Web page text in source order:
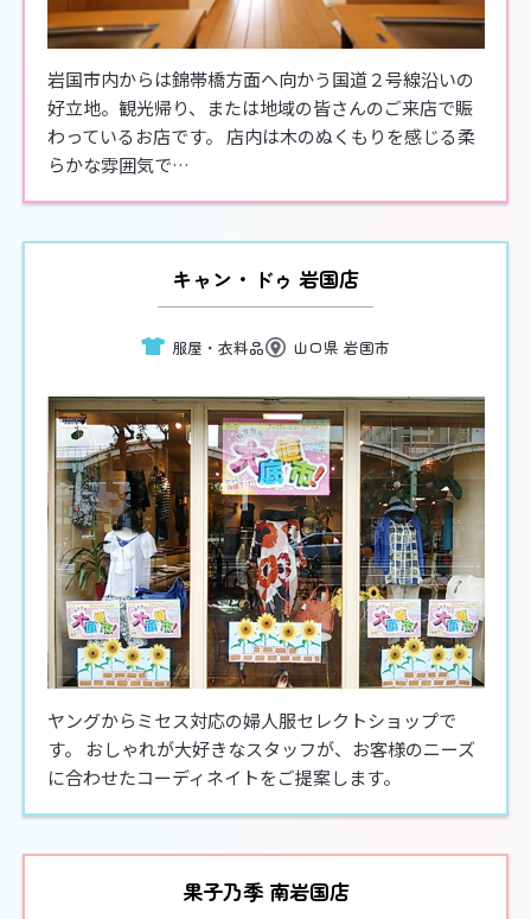
岩国市内からは錦帯橋方面へ向かう国道２号線沿いの
好立地。観光帰り、または地域の皆さんのご来店で賑
わっているお店です。 店内は木のぬくもりを感じる柔
らかな雰囲気で…
キャン・ドゥ 岩国店
服屋・衣料品 山口県 岩国市
ヤングからミセス対応の婦人服セレクトショップで
す。 おしゃれが大好きなスタッフが、お客様のニーズ
に合わせたコーディネイトをご提案します。
果子乃季 南岩国店